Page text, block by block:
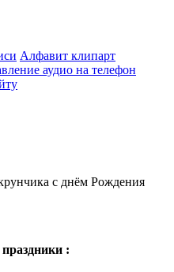
Алфавит клипарт
с днём Рождения
: